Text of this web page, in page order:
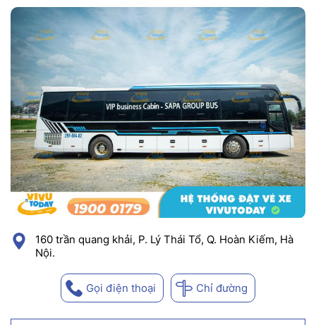
160 trần quang khải, P. Lý Thái Tổ, Q. Hoàn Kiếm, Hà
Nội.
Gọi điện thoại Chỉ đường